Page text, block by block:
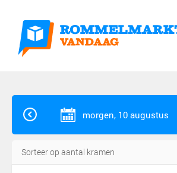
morgen, 10 augustus